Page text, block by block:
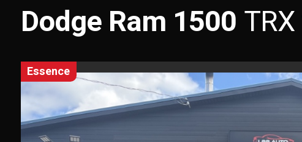
Dodge Ram 1500 TRX
essence